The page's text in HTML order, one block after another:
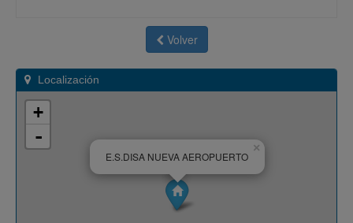
Volver
Localización
×
E.S.DISA NUEVA AEROPUERTO
+
-